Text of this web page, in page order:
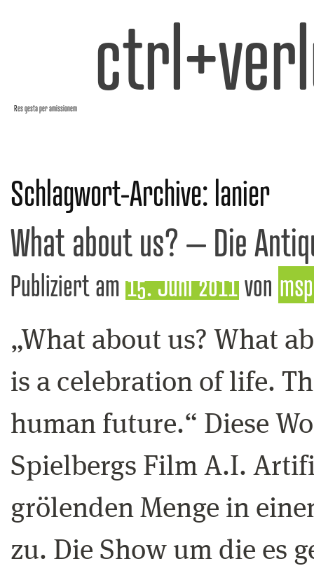
Res gesta per amissionem
Schlagwort-Archive:lanier
What about us? – Die
Publiziert am 15. Juni 2011von
„What about us? What
is a celebration of life.
human future.“ Diese
Spielbergs Film A.I.
grölenden Menge in
zu. Die Show um die es